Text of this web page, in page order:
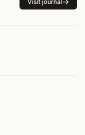
Visit journal